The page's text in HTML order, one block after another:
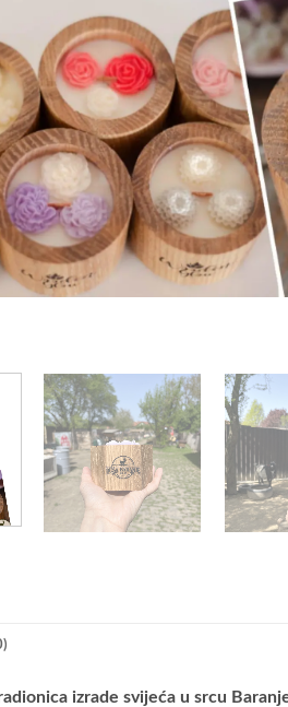
izrade svijeća u srcu